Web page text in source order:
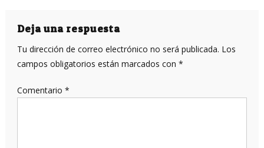
entradas
Deja una respuesta
Tu dirección de correo electrónico no será publicada. Los
campos obligatorios están marcados con *
Comentario *